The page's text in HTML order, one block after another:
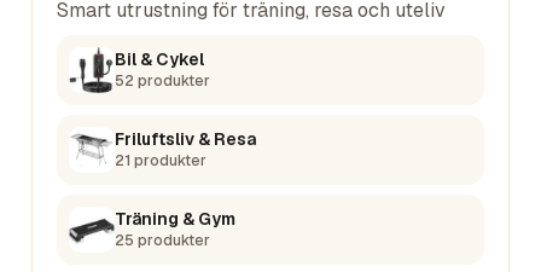
Smart utrustning för träning, resa och uteliv
Bil & Cykel
52 produkter
Friluftsliv & Resa
21 produkter
Träning & Gym
25 produkter